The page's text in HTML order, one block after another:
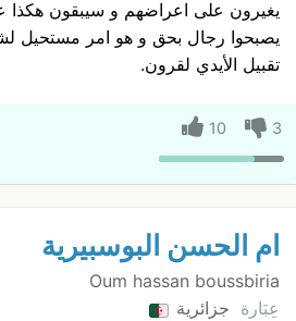
يغيرون على اعراضهم و سيبقون هكذا
يصبحوا رجال بحق و هو امر مستحيل
تقبيل الأيدي لقرون.
3
10
ام الحسن البوسبيرية
Oum hassan boussbiria
عِبَارة جزائرية